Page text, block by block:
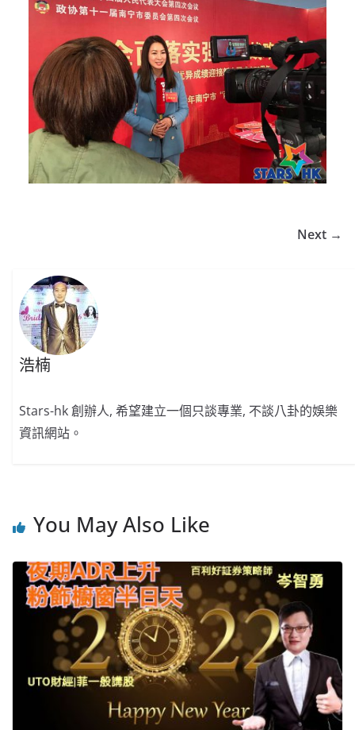
Next →
浩楠
Stars-hk 創辦人, 希望建立一個只談專業, 不談八卦的娛樂
資訊網站。
You May Also Like